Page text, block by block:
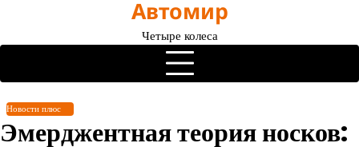
содержимому
Автомир
Четыре колеса
Новости плюс
Эмерджентная теория носков: